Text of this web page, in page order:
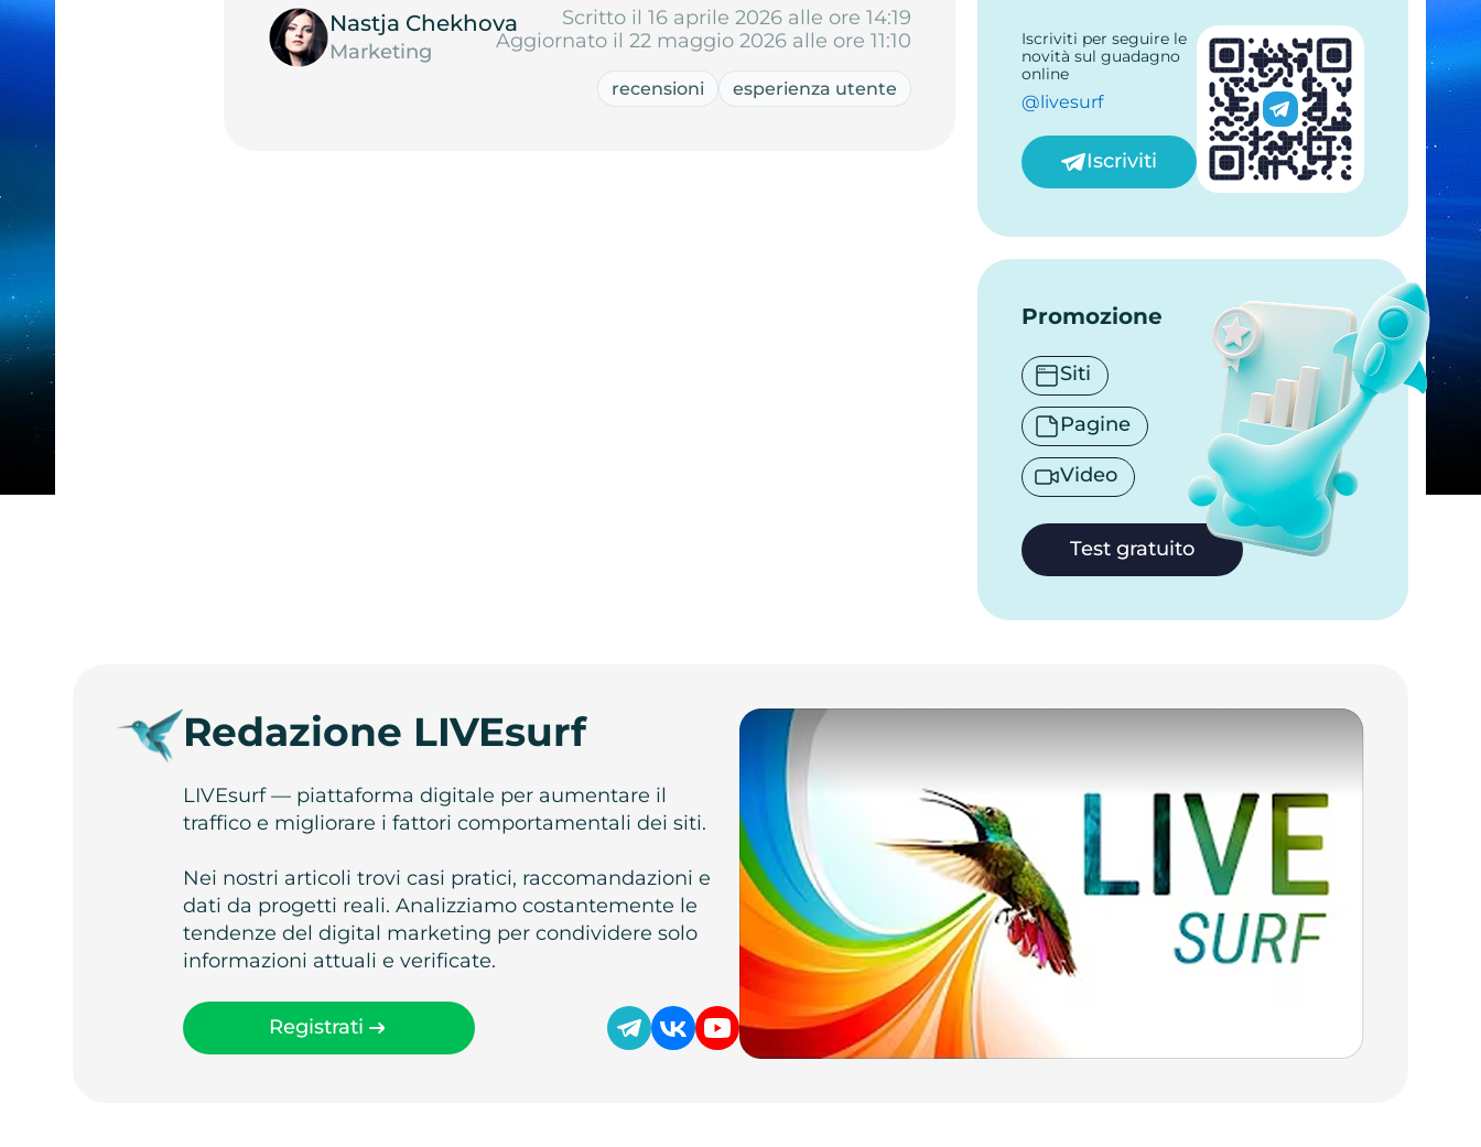
Nastja Chekhova
Marketing
Scritto il 16 aprile 2026 alle ore 14:19
Aggiornato il 22 maggio 2026 alle ore 11:10
recensioni esperienza utente
Iscriviti per seguire le
novità sul guadagno
online
@livesurf
Iscriviti
Promozione
Siti
Pagine
Video
Test gratuito
Redazione LIVEsurf
LIVEsurf — piattaforma digitale per aumentare il
traffico e migliorare i fattori comportamentali dei siti.
Nei nostri articoli trovi casi pratici, raccomandazioni e
dati da progetti reali. Analizziamo costantemente le
tendenze del digital marketing per condividere solo
informazioni attuali e verificate.
Registrati